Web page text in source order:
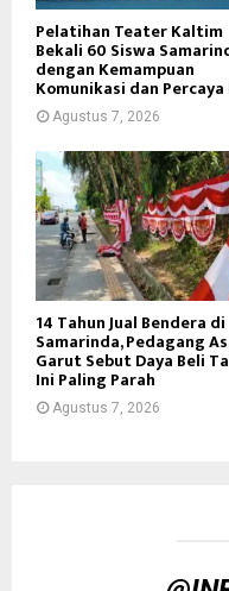
Pelatihan Teater Kaltim
Bekali 60 Siswa
dengan Kemampuan
Komunikasi dan Percaya
Agustus 7, 2026
14 Tahun Jual Bendera di
Samarinda, Pedagang
Garut Sebut Daya Beli
Ini Paling Parah
Agustus 7, 2026